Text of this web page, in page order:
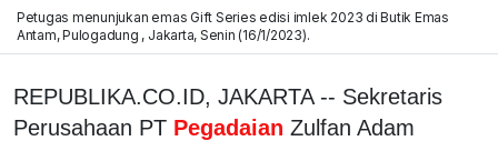
Petugas menunjukan emas Gift Series edisi imlek 2023 di Butik Emas
Antam, Pulogadung , Jakarta, Senin (16/1/2023).
REPUBLIKA.CO.ID, JAKARTA -- Sekretaris
Perusahaan PT Pegadaian Zulfan Adam